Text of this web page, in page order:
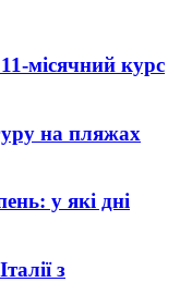
місячний курс
на пляжах
у які дні
з